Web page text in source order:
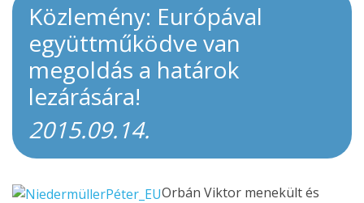
Közlemény: Európával
együttműködve van
megoldás a határok
lezárására!
2015.09.14.
Orbán Viktor menekült és